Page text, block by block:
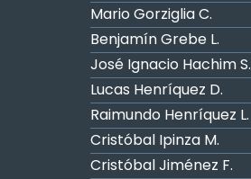
Mario Gorziglia C.
Benjamín Grebe L.
José Ignacio Hachim S.
Lucas Henríquez D.
Raimundo Henríquez L.
Cristóbal Ipinza M.
Cristóbal Jiménez F.